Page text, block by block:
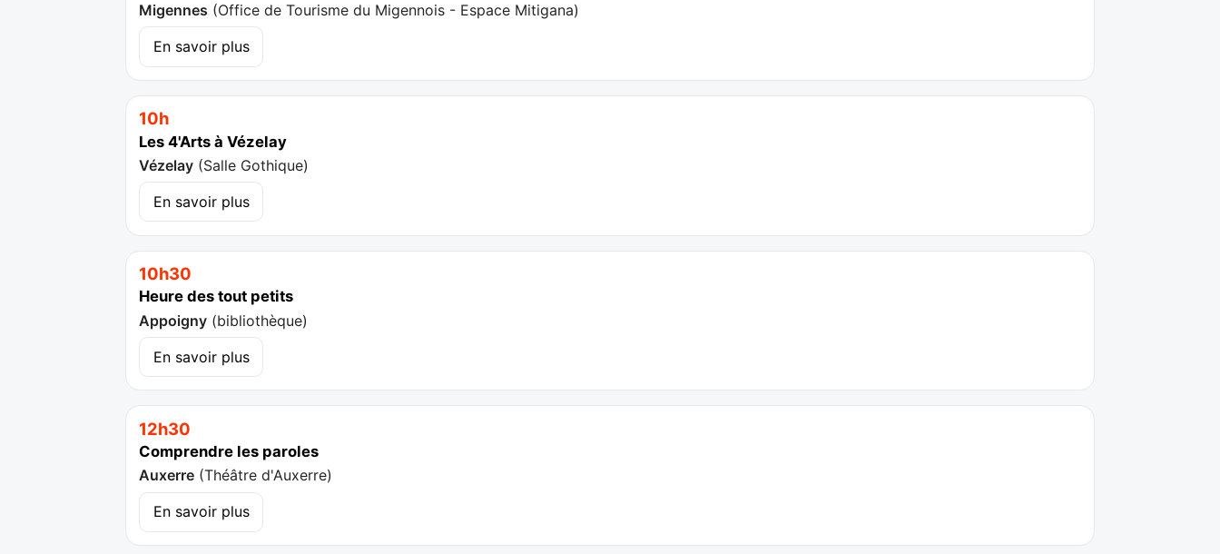
Migennes (Office de Tourisme du Migennois - Espace Mitigana)
En savoir plus
10h
Les 4'Arts à Vézelay
Vézelay (Salle Gothique)
En savoir plus
10h30
Heure des tout petits
Appoigny (bibliothèque)
En savoir plus
12h30
Comprendre les paroles
Auxerre (Théâtre d'Auxerre)
En savoir plus